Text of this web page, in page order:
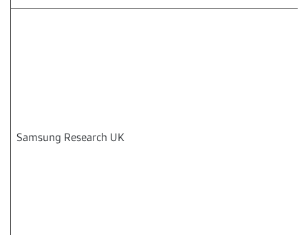
Samsung Research UK